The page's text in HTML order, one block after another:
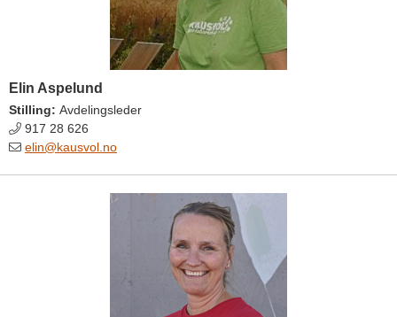
Elin Aspelund
Stilling: Avdelingsleder
917 28 626
elin@kausvol.no